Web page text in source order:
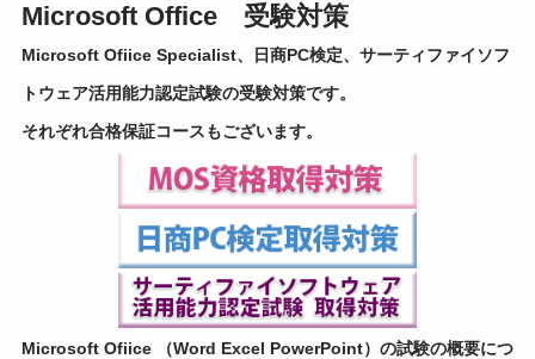
Microsoft Office 受験対策
Microsoft Ofiice Specialist、日商PC検定、サーティファイソフ
トウェア活用能力認定試験の受験対策です。
それぞれ合格保証コースもございます。
Microsoft Ofiice （Word Excel PowerPoint）の試験の概要につ